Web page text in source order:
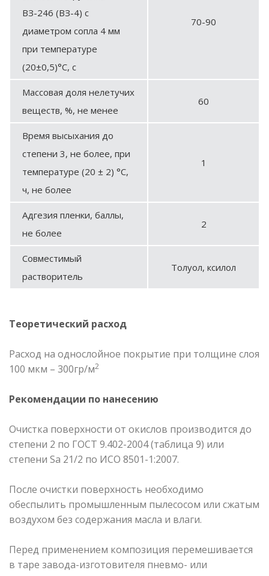
ВЗ-246 (ВЗ-4) с
диаметром сопла 4 мм
при температуре
(20±0,5)°С, с
70-90
Массовая доля нелетучих
веществ, %, не менее
60
Время высыхания до
степени 3, не более, при
температуре (20 ± 2) °С,
ч, не более
1
Адгезия пленки, баллы,
не более
2
Совместимый
растворитель
Толуол, ксилол
Теоретический расход
Расход на однослойное покрытие при толщине слоя
100 мкм – 300гр/м2
Рекомендации по нанесению
Очистка поверхности от окислов производится до
степени 2 по ГОСТ 9.402-2004 (таблица 9) или
степени Sa 21/2 по ИСО 8501-1:2007.
После очистки поверхность необходимо
обеспылить промышленным пылесосом или сжатым
воздухом без содержания масла и влаги.
Перед применением композиция перемешивается
в таре завода-изготовителя пневмо- или